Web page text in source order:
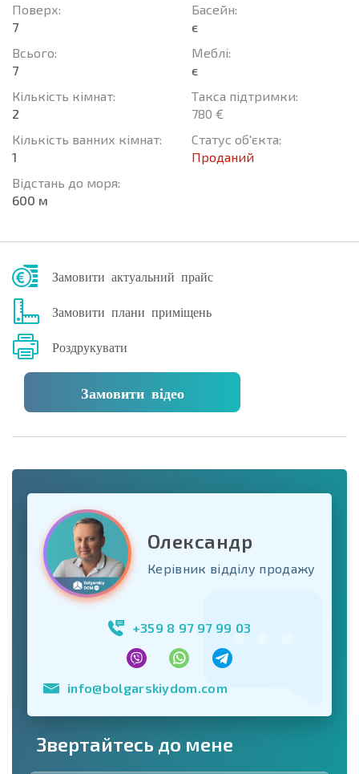
Поверх:
7
Всього:
7
Кількість кімнат:
2
Кількість ванних кімнат:
1
Відстань до моря:
600 м
Баcейн:
є
Меблі:
є
Такса підтримки:
780 €
Статус об'єкта:
Проданий
Замовити актуальний прайс
Замовити плани приміщень
Роздрукувати
Замовити відео
Олександр
Керівник відділу продажу
+359 8 97 97 99 03
info@bolgarskiydom.com
Звертайтесь до мене